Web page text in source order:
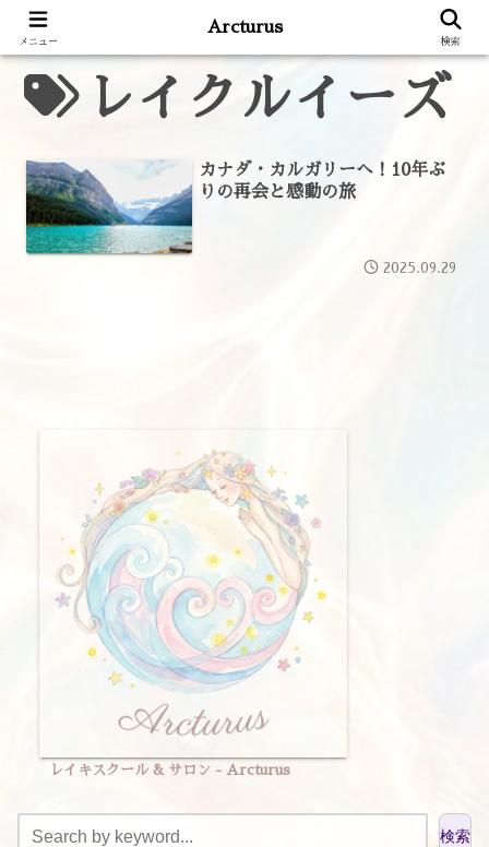
レイクルイーズ
カナダ・カルガリーへ！10年ぶ
りの再会と感動の旅
2025.09.29
レイキスクール & サロン - Arcturus
検索
メニュー
Arcturus
検索